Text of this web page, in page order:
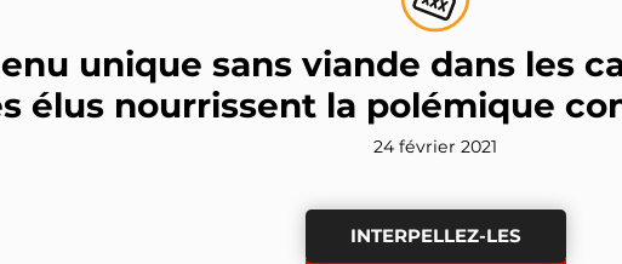
unique sans viande dans les
élus nourrissent la polémique
24 février 2021
INTERPELLEZ-LES